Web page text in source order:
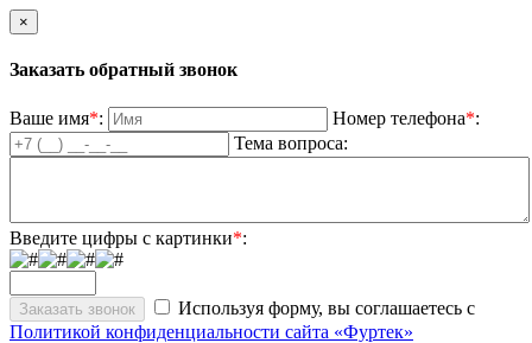
×
Заказать обратный звонок
Ваше имя*: Номер телефона*:
Тема вопроса:
Введите цифры с картинки*:
Используя форму, вы соглашаетесь с
Политикой конфиденциальности сайта «Фуртек»